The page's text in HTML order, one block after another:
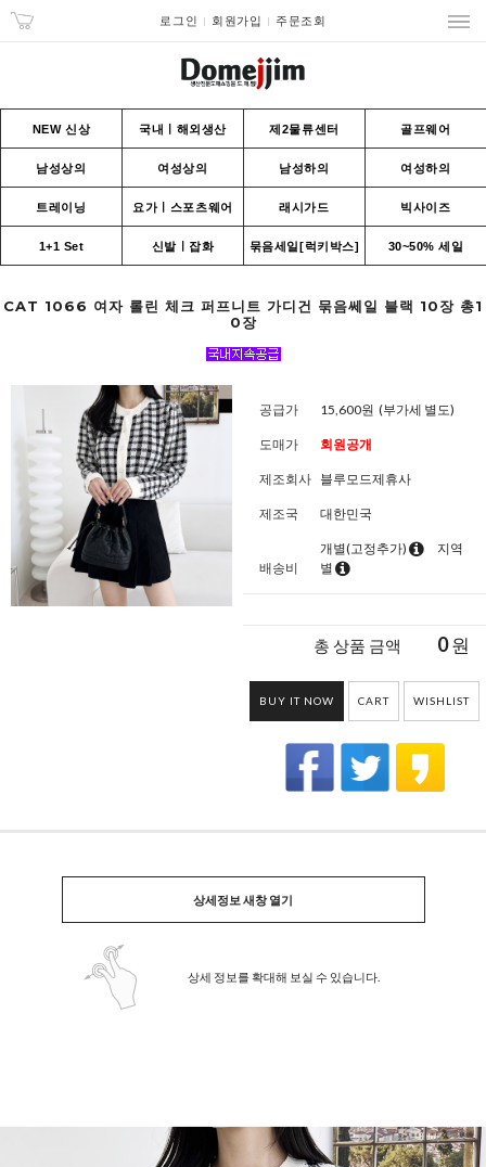
로그인 회원가입 주문조회
NEW 신상 국내ㅣ해외생산 제2물류센터 골프웨어
남성상의 여성상의 남성하의 여성하의
트레이닝 요가ㅣ스포츠웨어 래시가드 빅사이즈
1+1 Set 신발ㅣ잡화 묶음세일[럭키박스] 30~50% 세일
CAT 1066 여자 롤린 체크 퍼프니트 가디건 묶음쎄일 블랙 10장 총1
0장
공급가 15,600원 (부가세 별도)
도매가 회원공개
제조회사 블루모드제휴사
제조국 대한민국
배송비
개별(고정추가)
지역
별
총 상품 금액 0원
BUY IT NOW CART WISHLIST
상세정보 새창 열기
상세 정보를 확대해 보실 수 있습니다.